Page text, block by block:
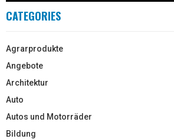
CATEGORIES
Agrarprodukte
Angebote
Architektur
Auto
Autos und Motorräder
Bildung